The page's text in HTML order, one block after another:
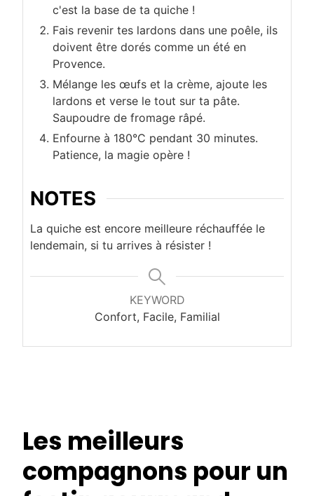
c'est la base de ta quiche !
Fais revenir tes lardons dans une poêle, ils
doivent être dorés comme un été en
Provence.
Mélange les œufs et la crème, ajoute les
lardons et verse le tout sur ta pâte.
Saupoudre de fromage râpé.
Enfourne à 180°C pendant 30 minutes.
Patience, la magie opère !
NOTES
La quiche est encore meilleure réchauffée le
lendemain, si tu arrives à résister !
KEYWORD
Confort, Facile, Familial
Les meilleurs
compagnons pour un